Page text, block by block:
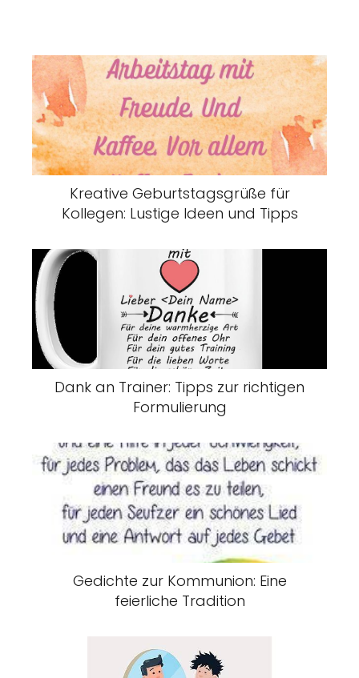
Kreative Geburtstagsgrüße für
Kollegen: Lustige Ideen und Tipps
Dank an Trainer: Tipps zur richtigen
Formulierung
Gedichte zur Kommunion: Eine
feierliche Tradition